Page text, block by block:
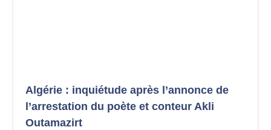
Algérie : inquiétude après l’annonce de
l’arrestation du poète et conteur Akli
Outamazirt